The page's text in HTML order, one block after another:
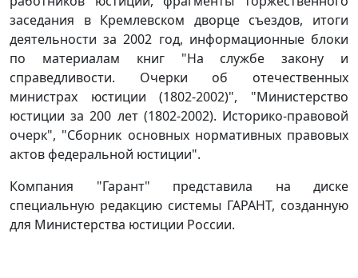
заседания в Кремлевском дворце съездов, итоги
деятельности за 2002 год, информационные блоки
по материалам книг "На службе закону и
справедливости. Очерки об отечественных
министрах юстиции (1802-2002)", "Министерство
юстиции за 200 лет (1802-2002). Историко-правовой
очерк", "Сборник основных нормативных правовых
актов федеральной юстиции".
Компания "Гарант" представила на диске
специальную редакцию системы ГАРАНТ, созданную
для Министерства юстиции России.